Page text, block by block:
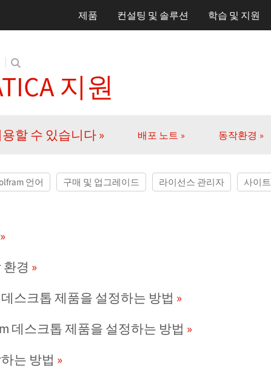
제품 컨설팅 및 솔루션 학습 및 지원
지원
용할 수 있습니다 배포 노트 동작환경
언어 구매 및 업그레이드 라이선스 관리자 사이트
경
스크톱 제품을 설정하는 방법
데스크톱 제품을 설정하는 방법
는 방법